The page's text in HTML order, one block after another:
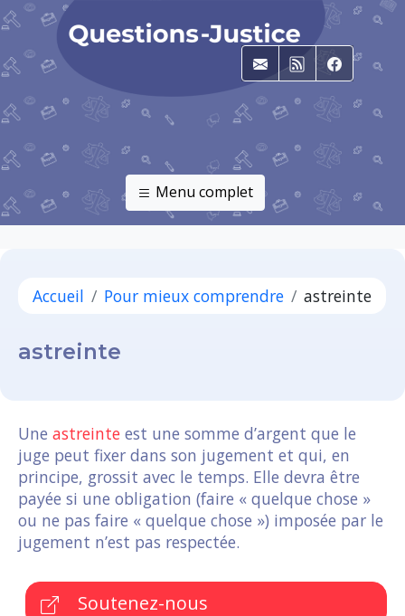
E-mailRSS
Menu complet
Accueil Pour mieux comprendre astreinte
astreinte
Une astreinte est une somme d’argent que le
juge peut fixer dans son jugement et qui, en
principe, grossit avec le temps. Elle devra être
payée si une obligation (faire « quelque chose »
ou ne pas faire « quelque chose ») imposée par le
jugement n’est pas respectée.
Soutenez-nous